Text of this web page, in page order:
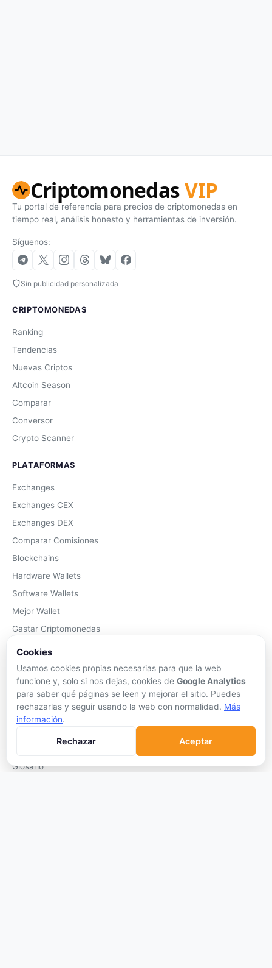
CriptomonedasVIP
Tu portal de referencia para precios de criptomonedas en
tiempo real, análisis honesto y herramientas de inversión.
Síguenos:
Sin publicidad personalizada
CRIPTOMONEDAS
Ranking
Tendencias
Nuevas Criptos
Altcoin Season
Comparar
Conversor
Crypto Scanner
PLATAFORMAS
Exchanges
Exchanges CEX
Exchanges DEX
Comparar Comisiones
Blockchains
Hardware Wallets
Software Wallets
Mejor Wallet
Gastar Criptomonedas
APRENDER
Qué son las Criptos
Cómo Comprar
Glosario
Cookies
Usamos cookies propias necesarias para que la web
funcione y, solo si nos dejas, cookies de Google Analytics
para saber qué páginas se leen y mejorar el sitio. Puedes
rechazarlas y seguir usando la web con normalidad. Más
información.
Rechazar Aceptar